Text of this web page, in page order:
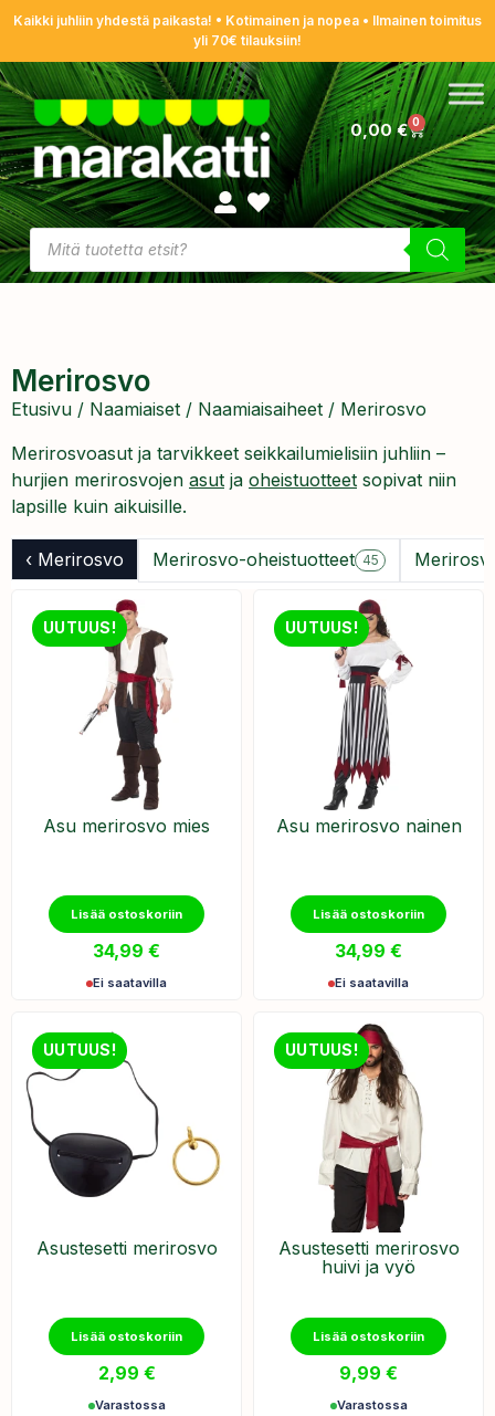
Kaikki juhliin yhdestä paikasta! • Kotimainen ja nopea • Ilmainen toimitus
yli 70€ tilauksiin!
0,00€ 0
Merirosvo
Etusivu / Naamiaiset / Naamiaisaiheet / Merirosvo
Merirosvoasut ja tarvikkeet seikkailumielisiin juhliin –
hurjien merirosvojen asut ja oheistuotteet sopivat niin
lapsille kuin aikuisille.
‹ Merirosvo Merirosvo-oheistuotteet 45
UUTUUS!
Asu merirosvo mies
Lisää ostoskoriin
34,99 €
Ei saatavilla
UUTUUS!
Asu merirosvo nainen
Lisää ostoskoriin
34,99 €
Ei saatavilla
UUTUUS!
Asustesetti merirosvo
Lisää ostoskoriin
2,99 €
Varastossa
UUTUUS!
Asustesetti merirosvo
huivi ja vyö
Lisää ostoskoriin
9,99 €
Varastossa